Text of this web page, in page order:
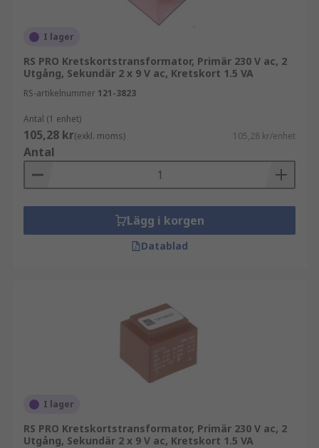
I lager
RS PRO Kretskortstransformator, Primär 230 V ac, 2
Utgång, Sekundär 2 x 9 V ac, Kretskort 1.5 VA
RS-artikelnummer 121-3823
Antal (1 enhet)
105,28 kr(exkl. moms) 105,28 kr/enhet
Antal
Lägg i korgen
Datablad
I lager
RS PRO Kretskortstransformator, Primär 230 V ac, 2
Utgång, Sekundär 2 x 9 V ac, Kretskort 1.5 VA